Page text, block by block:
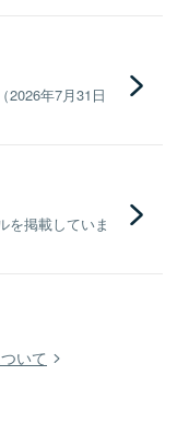
2026年7月31日
を掲載していま
いて